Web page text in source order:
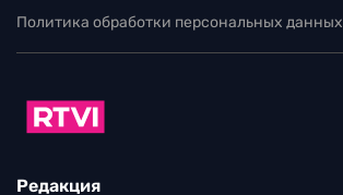
Политика обработки персональных данных
Редакция